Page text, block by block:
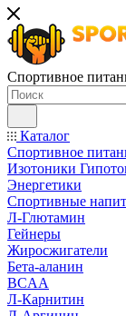
Спортивное
Каталог
Спортивное
Изотоники
Энергетики
Спортивные
Л-Глютамин
Гейнеры
Жиросжигатели
Бета-аланин
BCAA
Л-Карнитин